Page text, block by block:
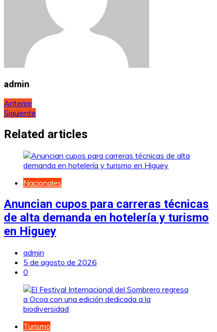
admin
Navegación
de
entradas
Anterior
Siguiente
Related articles
Nacionales
Anuncian cupos para carreras técnicas
de alta demanda en hotelería y turismo
en Higuey
admin
5 de agosto de 2026
0
Turismo